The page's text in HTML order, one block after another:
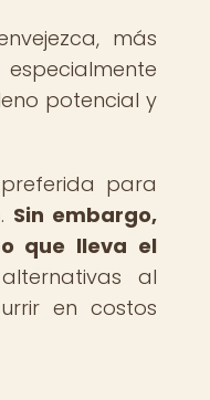
más
potencial y
para
Sin embargo,
que lleva el
al
en costos